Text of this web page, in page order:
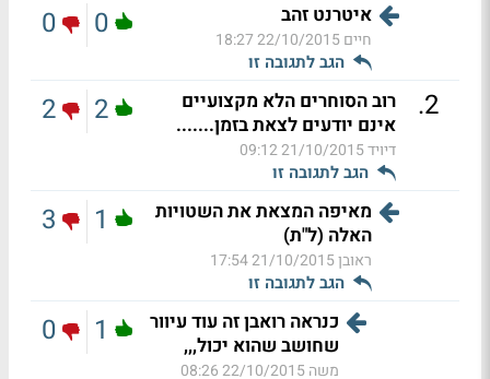
איטרנט זהב
חיים22/10/2015 18:27
הגב לתגובה זו
0
0
2
.
רוב הסוחרים הלא מקצועיים
אינם יודעים לצאת בזמן.......
דיויד21/10/2015 09:12
הגב לתגובה זו
2
2
מאיפה המצאת את השטויות
האלה (ל"ת)
ראובן21/10/2015 17:54
הגב לתגובה זו
1
3
כנראה רואבן זה עוד עיוור
שחושב שהוא יכול,,,
משה22/10/2015 08:26
1
0